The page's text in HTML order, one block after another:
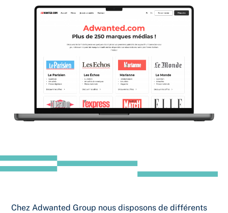
Chez Adwanted Group nous disposons de différents